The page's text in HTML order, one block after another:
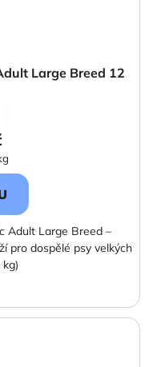
Large Breed 12
Adult Large Breed –
pro dospělé psy velkých